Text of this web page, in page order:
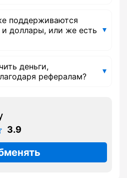
поддерживаются
и доллары, или же есть
деньги,
рефералам?
3.9